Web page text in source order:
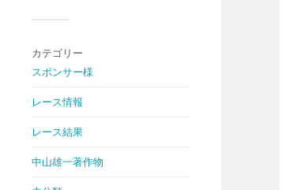
カテゴリー
スポンサー様
レース情報
レース結果
中山雄一著作物